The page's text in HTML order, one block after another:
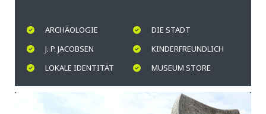
ARCHÄOLOGIE
DIE STADT
J. P. JACOBSEN
KINDERFREUNDLICH
LOKALE IDENTITÄT
MUSEUM STORE